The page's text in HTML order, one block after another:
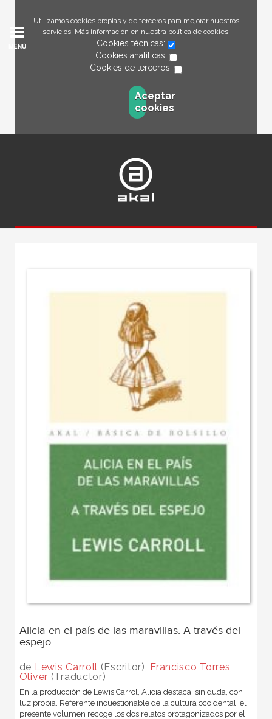
Utilizamos cookies propias y de terceros para mejorar nuestros
servicios. Más información en nuestra política de cookies.
Cookies técnicas:
Cookies analíticas:
Cookies de terceros:
Aceptar
cookies
MENÚ
Alicia en el país de las maravillas. A través del
espejo
de Lewis Carroll (Escritor), Francisco Torres
Oliver (Traductor)
En la producción de Lewis Carrol, Alicia destaca, sin duda, con
luz propia. Referente incuestionable de la cultura occidental, el
presente volumen recoge los dos relatos protagonizados por el